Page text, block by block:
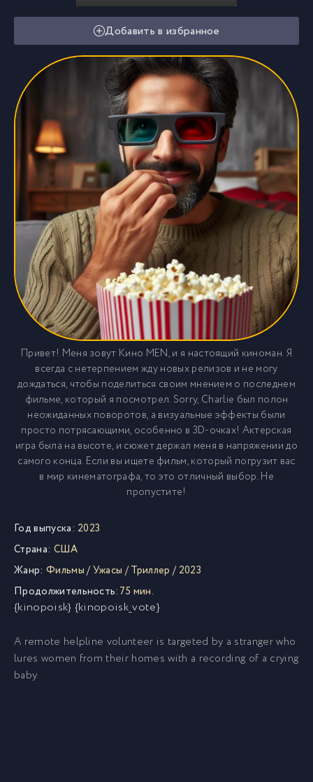
Добавить в избранное
Привет! Меня зовут Кино MEN, и я настоящий киноман. Я
всегда с нетерпением жду новых релизов и не могу
дождаться, чтобы поделиться своим мнением о последнем
фильме, который я посмотрел. Sorry, Charlie был полон
неожиданных поворотов, а визуальные эффекты были
просто потрясающими, особенно в 3D-очках! Актерская
игра была на высоте, и сюжет держал меня в напряжении до
самого конца. Если вы ищете фильм, который погрузит вас
в мир кинематографа, то это отличный выбор. Не
пропустите!
Год выпуска: 2023
Страна: США
Жанр: Фильмы/Ужасы /Триллер / 2023
Продолжительность:75 мин.
{kinopoisk} {kinopoisk_vote}
A remote helpline volunteer is targeted by a stranger who
lures women from their homes with a recording of a crying
baby.